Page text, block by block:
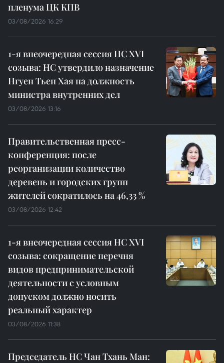
пленума ЦК КПВ
03/08/2026 16:29
1-я внеочередная сессия НС XVI
созыва: НС утвердило назначение
Нгуен Тьен Хая на должность
министра внутренних дел
03/08/2026 13:16
Правительственная пресс-
конференция: после
реорганизации количество
деревень и городских групп
жителей сократилось на 46,33 %
03/08/2026 12:42
1-я внеочередная сессия НС XVI
созыва: сокращение перечня
видов предпринимательской
деятельности с условным
допуском должно носить
реальный характер
03/08/2026 11:38
Председатель НС Чан Тхань Ман: